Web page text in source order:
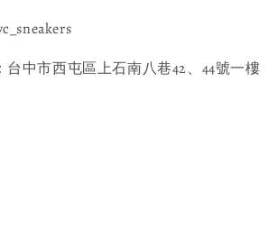
台中市西屯區上石南八巷42、44號一樓